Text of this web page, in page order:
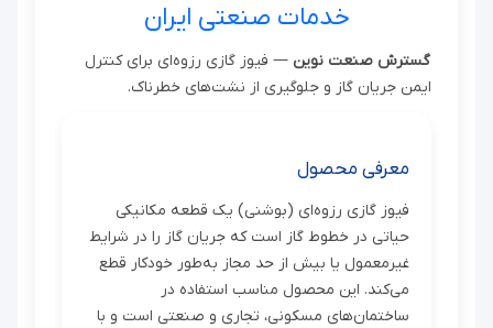
خدمات صنعتی ایران
گسترش صنعت نوین — فیوز گازی رزوه‌ای برای کنترل
ایمن جریان گاز و جلوگیری از نشت‌های خطرناک.
معرفی محصول
فیوز گازی رزوه‌ای (بوشنی) یک قطعه مکانیکی
حیاتی در خطوط گاز است که جریان گاز را در شرایط
غیرمعمول یا بیش از حد مجاز به‌طور خودکار قطع
می‌کند. این محصول مناسب استفاده در
ساختمان‌های مسکونی، تجاری و صنعتی است و با